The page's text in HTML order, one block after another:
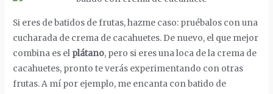
Si eres de batidos de frutas, hazme caso: pruébalos con una
cucharada de crema de cacahuetes. De nuevo, el que mejor
combina es el plátano, pero si eres una loca de la crema de
cacahuetes, pronto te verás experimentando con otras
frutas. A mí por ejemplo, me encanta con batido de